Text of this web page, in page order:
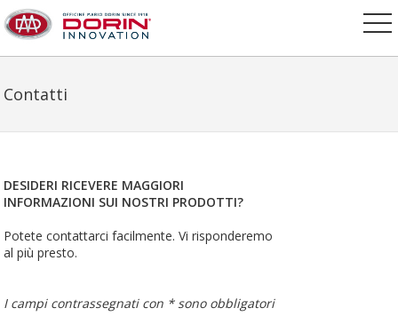
Contatti
DESIDERI RICEVERE MAGGIORI
INFORMAZIONI SUI NOSTRI PRODOTTI?
Potete contattarci facilmente. Vi risponderemo
al più presto.
I campi contrassegnati con * sono obbligatori